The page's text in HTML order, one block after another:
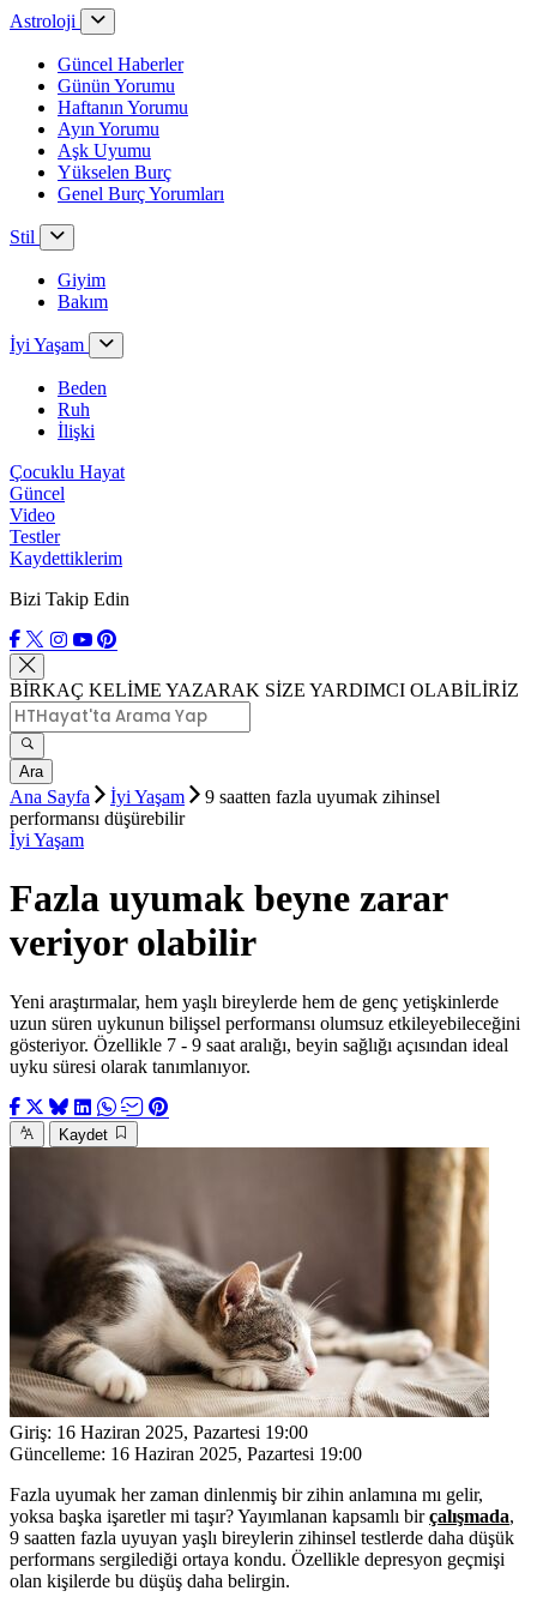
Astroloji
Güncel Haberler
Günün Yorumu
Haftanın Yorumu
Ayın Yorumu
Aşk Uyumu
Yükselen Burç
Genel Burç Yorumları
Stil
Giyim
Bakım
İyi Yaşam
Beden
Ruh
İlişki
Çocuklu Hayat
Güncel
Video
Testler
Kaydettiklerim
Bizi Takip Edin
BİRKAÇ KELİME YAZARAK SİZE YARDIMCI OLABİLİRİZ
Ara
Ana Sayfa İyi Yaşam
9 saatten fazla uyumak zihinsel
performansı düşürebilir
İyi Yaşam
Fazla uyumak beyne zarar
veriyor olabilir
Yeni araştırmalar, hem yaşlı bireylerde hem de genç yetişkinlerde
uzun süren uykunun bilişsel performansı olumsuz etkileyebileceğini
gösteriyor. Özellikle 7 - 9 saat aralığı, beyin sağlığı açısından ideal
uyku süresi olarak tanımlanıyor.
Kaydet
Giriş: 16 Haziran 2025, Pazartesi 19:00
Güncelleme: 16 Haziran 2025, Pazartesi 19:00
Fazla uyumak her zaman dinlenmiş bir zihin anlamına mı gelir,
yoksa başka işaretler mi taşır? Yayımlanan kapsamlı birçalışmada,
9 saatten fazla uyuyan yaşlı bireylerin zihinsel testlerde daha düşük
performans sergilediği ortaya kondu. Özellikle depresyon geçmişi
olan kişilerde bu düşüş daha belirgin.